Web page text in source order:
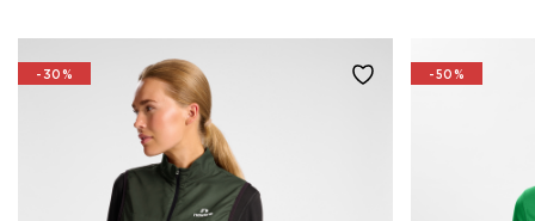
-30% -50%